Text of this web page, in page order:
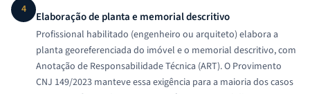
4
Elaboração de planta e memorial descritivo
Profissional habilitado (engenheiro ou arquiteto) elabora a
planta georeferenciada do imóvel e o memorial descritivo, com
Anotação de Responsabilidade Técnica (ART). O Provimento
CNJ 149/2023 manteve essa exigência para a maioria dos casos